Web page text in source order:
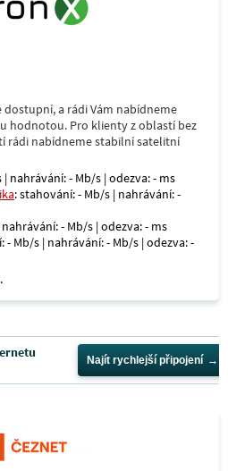
a rádi Vám nabídneme
hodnotou. Pro klienty z oblastí bez
rádi nabídneme stabilní satelitní
nahrávání: - Mb/s | odezva: - ms
: stahování: - Mb/s | nahrávání: -
- Mb/s | odezva: - ms
- Mb/s | nahrávání: - Mb/s | odezva: -
Najít rychlejší připojení